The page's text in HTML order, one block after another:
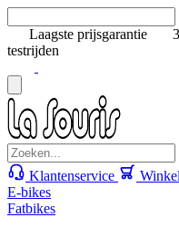
Laagste prijsgarantie
testrijden
Klantenservice
E-bikes
Fatbikes